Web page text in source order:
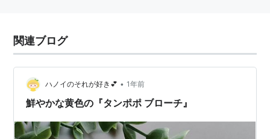
関連ブログ
ハノイのそれが好き💕 • 1年前
鮮やかな黄色の『タンポポ ブローチ』